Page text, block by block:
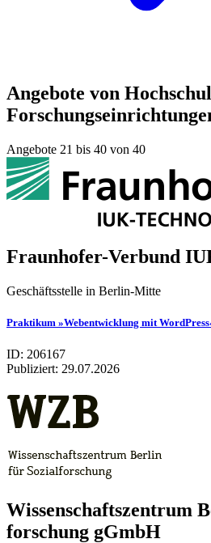
Angebote von
Angebote 21 bis 40 von 40
Fraunhofer-Verbund
Geschäftsstelle in Berlin-Mitte
Praktikum »Webentwicklung mit
ID: 206167
Publiziert: 29.07.2026
Wis­sen­schafts­zen­trum
for­schung gGmbH